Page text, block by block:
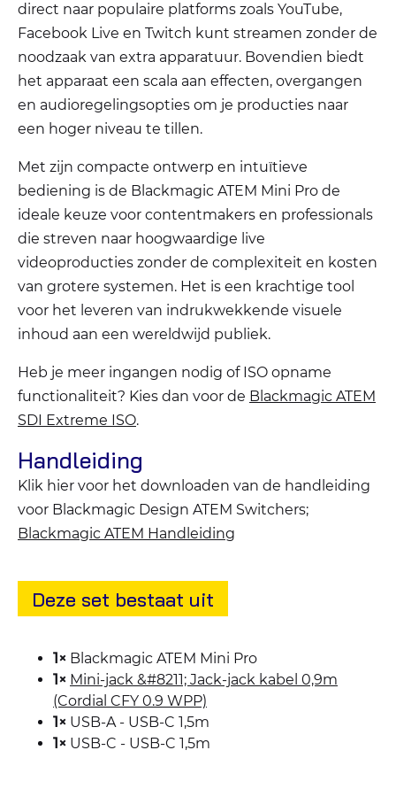
direct naar populaire platforms zoals YouTube,
Facebook Live en Twitch kunt streamen zonder de
noodzaak van extra apparatuur. Bovendien biedt
het apparaat een scala aan effecten, overgangen
en audioregelingsopties om je producties naar
een hoger niveau te tillen.
Met zijn compacte ontwerp en intuïtieve
bediening is de Blackmagic ATEM Mini Pro de
ideale keuze voor contentmakers en professionals
die streven naar hoogwaardige live
videoproducties zonder de complexiteit en kosten
van grotere systemen. Het is een krachtige tool
voor het leveren van indrukwekkende visuele
inhoud aan een wereldwijd publiek.
Heb je meer ingangen nodig of ISO opname
functionaliteit? Kies dan voor de Blackmagic ATEM
SDI Extreme ISO.
Handleiding
Klik hier voor het downloaden van de handleiding
voor Blackmagic Design ATEM Switchers;
Blackmagic ATEM Handleiding
Deze set bestaat uit
1× Blackmagic ATEM Mini Pro
1× Mini-jack &#8211; Jack-jack kabel 0,9m
(Cordial CFY 0.9 WPP)
1× USB-A - USB-C 1,5m
1× USB-C - USB-C 1,5m